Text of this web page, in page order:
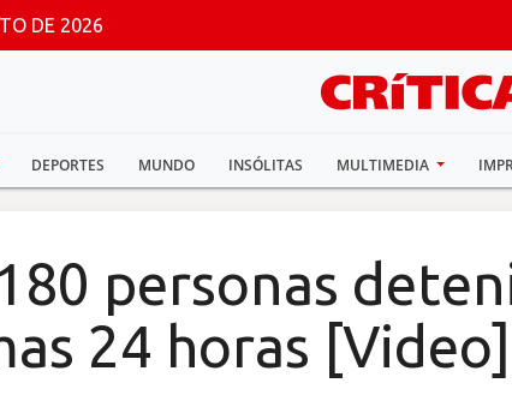
DE 2026
DEPORTES MUNDO INSÓLITAS MULTIMEDIA
personas
24 horas [Video]